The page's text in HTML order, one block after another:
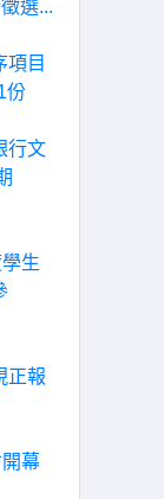
選...
項目
份
行文
生
正報
幕